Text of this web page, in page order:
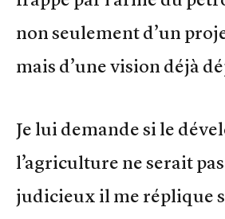
non seulement d’un
mais d’une vision déjà
Je lui demande si le
l’agriculture ne serait
judicieux il me réplique